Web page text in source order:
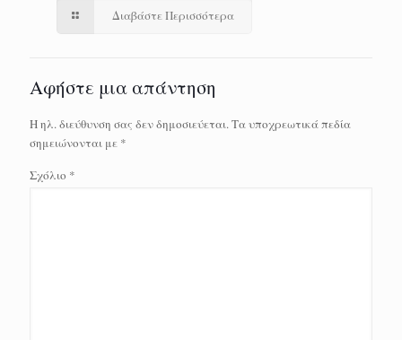
Διαβάστε Περισσότερα
Αφήστε μια απάντηση
Η ηλ. διεύθυνση σας δεν δημοσιεύεται.Τα υποχρεωτικά πεδία
σημειώνονται με *
Σχόλιο *